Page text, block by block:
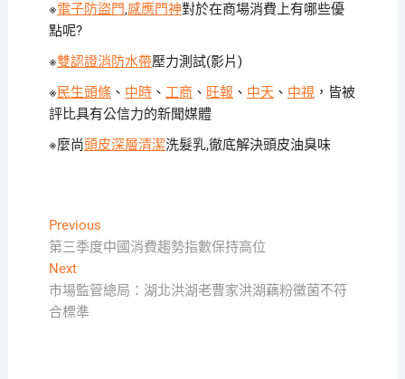
※電子防盜門,感應門神對於在商場消費上有哪些優
點呢?
※雙認證消防水帶壓力測試(影片)
※ 民生頭條、 中時、 工商 、 旺報 、 中天 、 中視，皆被
評比具有公信力的新聞媒體
※麼尚頭皮深層清潔洗髮乳,徹底解決頭皮油臭味
文
章
導
覽
PreviousPrevious
post:
第三季度中國消費趨勢指數保持高位
NextNext
post:
市場監管總局：湖北洪湖老曹家洪湖藕粉黴菌不符
合標準